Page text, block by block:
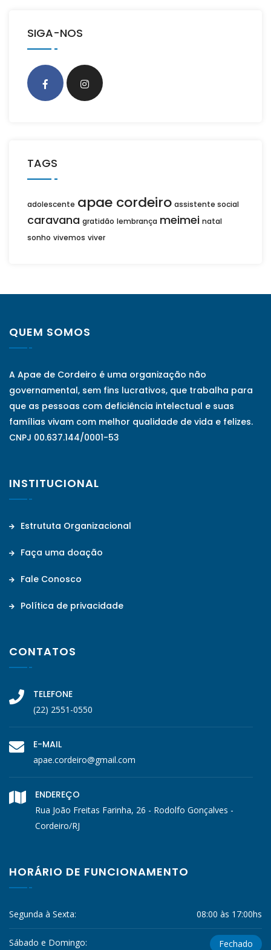
SIGA-NOS
TAGS
adolescente apae cordeiro assistente social
caravana gratidão lembrança meimei natal
sonho vivemos viver
QUEM SOMOS
A Apae de Cordeiro é uma organização não
governamental, sem fins lucrativos, que trabalha para
que as pessoas com deficiência intelectual e suas
famílias vivam com melhor qualidade de vida e felizes.
CNPJ 00.637.144/0001-53
INSTITUCIONAL
Estrututa Organizacional
Faça uma doação
Fale Conosco
Política de privacidade
CONTATOS
TELEFONE
(22) 2551-0550
E-MAIL
apae.cordeiro@gmail.com
ENDEREÇO
Rua João Freitas Farinha, 26 - Rodolfo Gonçalves -
Cordeiro/RJ
HORÁRIO DE FUNCIONAMENTO
Segunda à Sexta: 08:00 às 17:00hs
Sábado e Domingo: Fechado